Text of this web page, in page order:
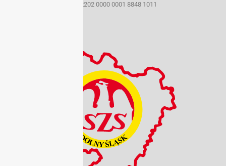
Konto bankowe 22 1160 2202 0000 0001 8848 1011